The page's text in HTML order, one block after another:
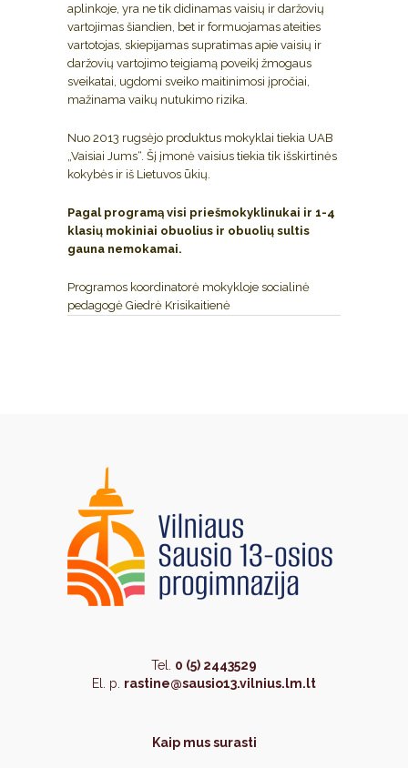
aplinkoje, yra ne tik didinamas vaisių ir daržovių
vartojimas šiandien, bet ir formuojamas ateities
vartotojas, skiepijamas supratimas apie vaisių ir
daržovių vartojimo teigiamą poveikį žmogaus
sveikatai, ugdomi sveiko maitinimosi įpročiai,
mažinama vaikų nutukimo rizika.
Nuo 2013 rugsėjo produktus mokyklai tiekia UAB
„Vaisiai Jums“. Šį įmonė vaisius tiekia tik išskirtinės
kokybės ir iš Lietuvos ūkių.
Pagal programą visi priešmokyklinukai ir 1-4
klasių mokiniai obuolius ir obuolių sultis
gauna nemokamai.
Programos koordinatorė mokykloje socialinė
pedagogė Giedrė Krisikaitienė
Tel. 0 (5) 2443529
El. p. rastine@sausio13.vilnius.lm.lt
Kaip mus surasti